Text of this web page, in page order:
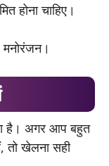
होना चाहिए।
मनोरंजन।
है। अगर आप बहुत
तो खेलना सही